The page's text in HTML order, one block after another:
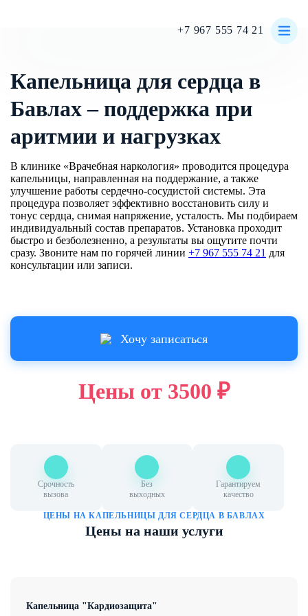
Лечение алкоголизма
Лечение наркомании
Реабилитационный центр
Вывод из запоя
Кодирование
Наркологическая помощь
Контакты
Лицензия клиники: Л041-01050-
+7 967 555 74 21
ЗАКАЗАТЬ ЗВОНОК
+7 967 555 74 21
Капельница для сердца в
Бавлах – поддержка при
аритмии и нагрузках
В клинике «Врачебная наркология» проводится процедура
капельницы, направленная на поддержание, а также
улучшение работы сердечно-сосудистой системы. Эта
процедура позволяет эффективно восстановить силу и
тонус сердца, снимая напряжение, усталость. Мы подбираем
индивидуальный состав препаратов. Установка проходит
быстро и безболезненно, а результаты вы ощутите почти
сразу. Звоните нам по горячей линии +7 967 555 74 21 для
консультации или записи.
Хочу записаться
Цены от 3500 ₽
Срочность
вызова
Без
выходных
Гарантируем
качество
ЦЕНЫ НА КАПЕЛЬНИЦЫ ДЛЯ СЕРДЦА В БАВЛАХ
Цены на наши услуги
Капельница "Кардиозащита"